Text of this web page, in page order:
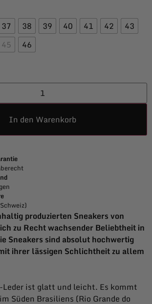
37 38 39 40 41 42
43
45 46
In den Warenkorb
produzierten Sneakers von
zu Recht wachsender Beliebtheit in
Sneakers sind absolut hochwertig
ihrer lässigen Schlichtheit zu allem
Leder ist glatt und leicht. Es kommt
Süden Brasiliens (Rio Grande do